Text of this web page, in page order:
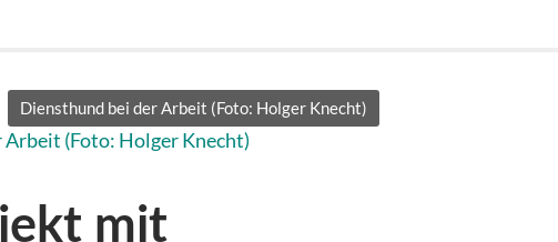
Diensthund bei der Arbeit (Foto: Holger Knecht)
mit